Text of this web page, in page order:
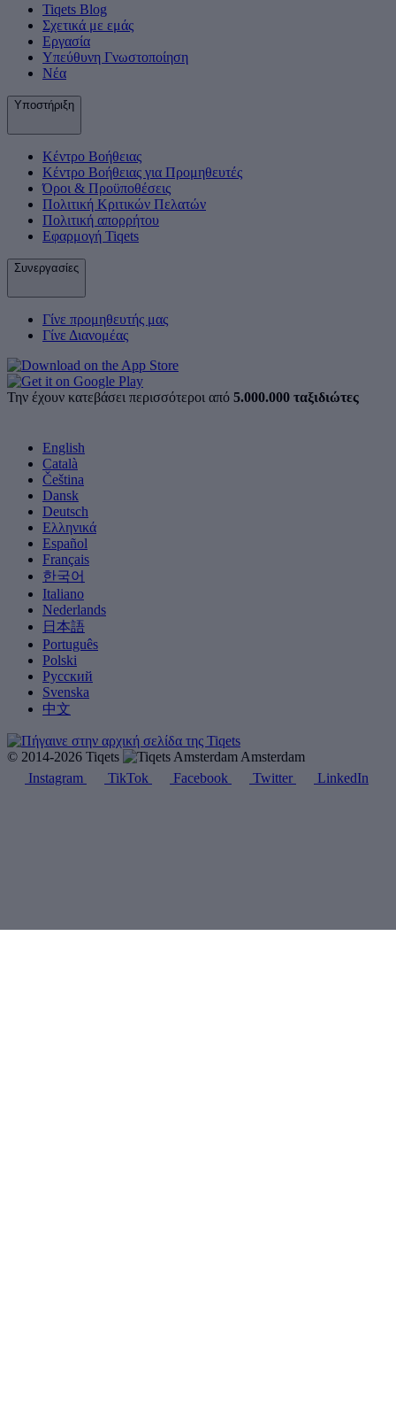
Tiqets Βlog
Σχετικά με εμάς
Εργασία
Υπεύθυνη Γνωστοποίηση
Νέα
Υποστήριξη
Κέντρο Βοήθειας
Κέντρο Βοήθειας για Προμηθευτές
Όροι & Προϋποθέσεις
Πολιτική Κριτικών Πελατών
Πολιτική απορρήτου
Εφαρμογή Tiqets
Συνεργασίες
Γίνε προμηθευτής μας
Γίνε Διανομέας
Την έχουν κατεβάσει περισσότεροι από 5.000.000 ταξιδιώτες
English
Català
Čeština
Dansk
Deutsch
Ελληνικά
Español
Français
한국어
Italiano
Nederlands
日本語
Português
Polski
Русский
Svenska
中文
© 2014-2026 Tiqets
Amsterdam
Instagram
TikTok Facebook Twitter LinkedIn